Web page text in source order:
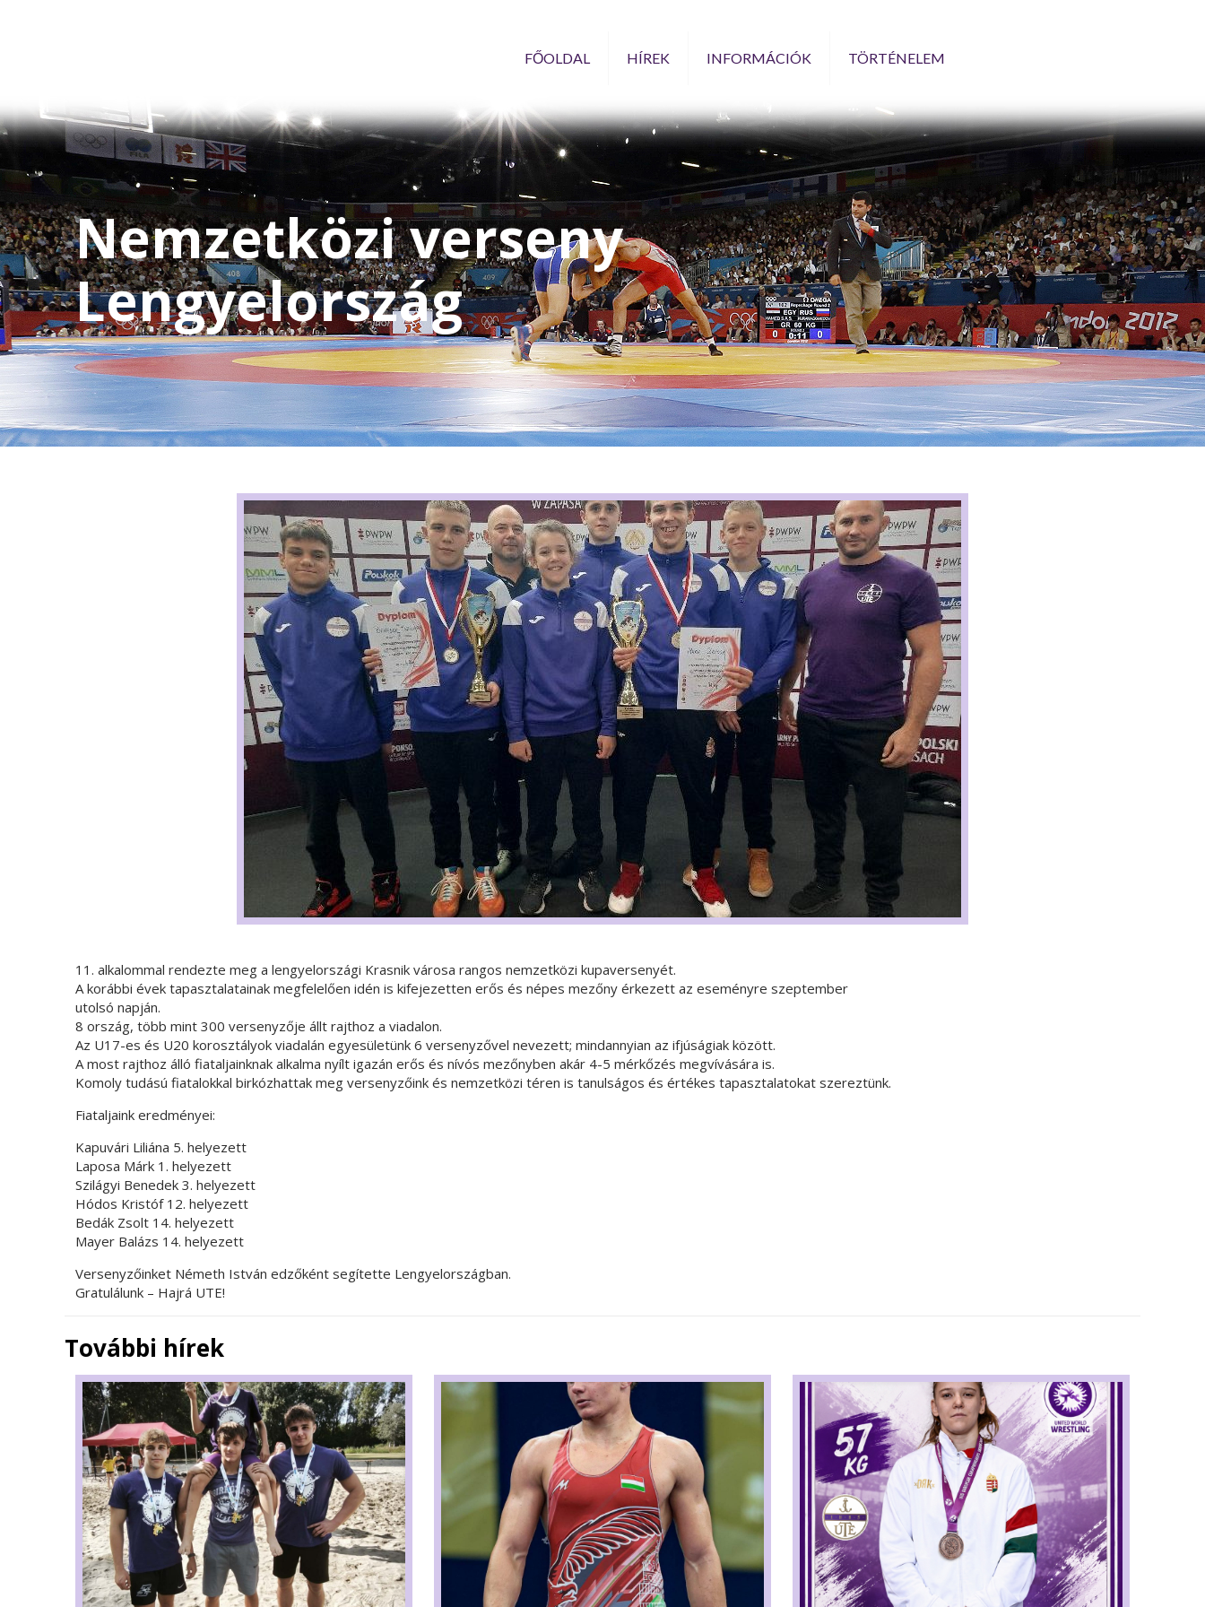
FŐOLDAL HÍREK INFORMÁCIÓK TÖRTÉNELEM
Nemzetközi verseny
Lengyelország
11. alkalommal rendezte meg a lengyelországi Krasnik városa rangos nemzetközi kupaversenyét.
A korábbi évek tapasztalatainak megfelelően idén is kifejezetten erős és népes mezőny érkezett az eseményre szeptember
utolsó napján.
8 ország, több mint 300 versenyzője állt rajthoz a viadalon.
Az U17-es és U20 korosztályok viadalán egyesületünk 6 versenyzővel nevezett; mindannyian az ifjúságiak között.
A most rajthoz álló fiataljainknak alkalma nyílt igazán erős és nívós mezőnyben akár 4-5 mérkőzés megvívására is.
Komoly tudású fiatalokkal birkózhattak meg versenyzőink és nemzetközi téren is tanulságos és értékes tapasztalatokat szereztünk.
Fiataljaink eredményei:
Kapuvári Liliána 5. helyezett
Laposa Márk 1. helyezett
Szilágyi Benedek 3. helyezett
Hódos Kristóf 12. helyezett
Bedák Zsolt 14. helyezett
Mayer Balázs 14. helyezett
Versenyzőinket Németh István edzőként segítette Lengyelországban.
Gratulálunk – Hajrá UTE!
További hírek